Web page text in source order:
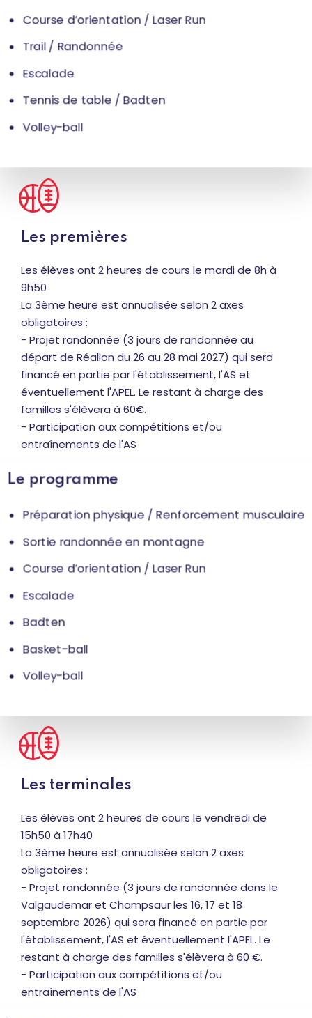
Course d’orientation / Laser Run
Trail / Randonnée
Escalade
Tennis de table / Badten
Volley-ball
Les premières
Les élèves ont 2 heures de cours le mardi de 8h à
9h50
La 3ème heure est annualisée selon 2 axes
obligatoires :
- Projet randonnée (3 jours de randonnée au
départ de Réallon du 26 au 28 mai 2027) qui sera
financé en partie par l'établissement, l'AS et
éventuellement l'APEL. Le restant à charge des
familles s'élèvera à 60€.
- Participation aux compétitions et/ou
entraînements de l'AS
Le programme
Préparation physique / Renforcement musculaire
Sortie randonnée en montagne
Course d’orientation / Laser Run
Escalade
Badten
Basket-ball
Volley-ball
Les terminales
Les élèves ont 2 heures de cours le vendredi de
15h50 à 17h40
La 3ème heure est annualisée selon 2 axes
obligatoires :
- Projet randonnée (3 jours de randonnée dans le
Valgaudemar et Champsaur les 16, 17 et 18
septembre 2026) qui sera financé en partie par
l'établissement, l'AS et éventuellement l'APEL. Le
restant à charge des familles s'élèvera à 60 €.
- Participation aux compétitions et/ou
entraînements de l'AS